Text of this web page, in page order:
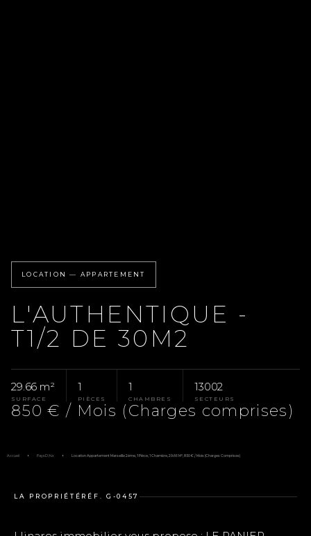
LOCATION — APPARTEMENT
L'AUTHENTIQUE -
T1/2 DE 30M2
29.66 m²
SURFACE
1
PIÈCES
1
CHAMBRES
13002
SECTEURS
850 € / Mois (Charges comprises)
Accueil Pays D'Aix Location Appartement Marseille 2ème, 1 Pièce, 1 Chambre, 29.66 M², 850 € / Mois (Charges Comprises)
LA PROPRIÉTÉ RÉF. G-0457